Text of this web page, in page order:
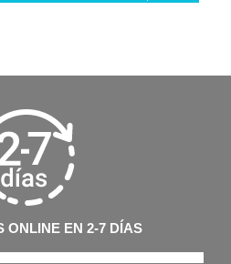
ONLINE EN 2-7 DÍAS